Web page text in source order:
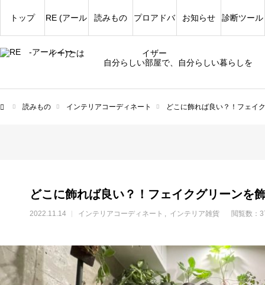
自分らしい部屋で、自分らしい暮らしを
トップ RE (アール
イー)とは
読みもの プロアドバ
イザー
お知らせ 診断ツール
読みもの インテリアコーディネート どこに飾れば良い？！フェイ
どこに飾れば良い？！フェイクグリーンを
2022.11.14 インテリアコーディネート インテリア雑貨 閲覧数：